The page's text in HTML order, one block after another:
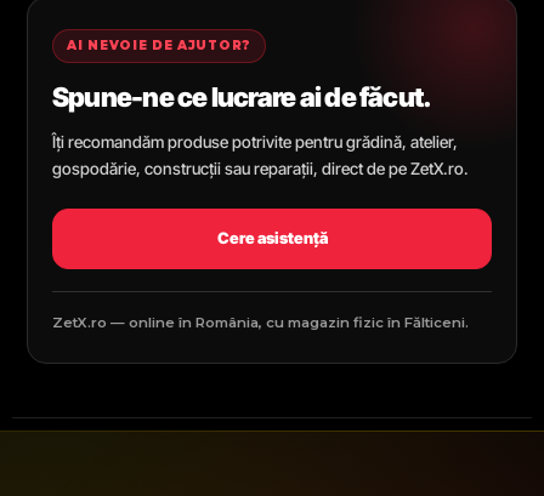
AI NEVOIE DE AJUTOR?
Spune-ne ce lucrare ai de făcut.
Îți recomandăm produse potrivite pentru grădină, atelier,
gospodărie, construcții sau reparații, direct de pe ZetX.ro.
Cere asistență
ZetX.ro — online în România, cu magazin fizic în Fălticeni.